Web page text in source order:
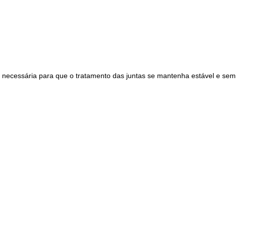
para que o tratamento das juntas se mantenha estável e sem